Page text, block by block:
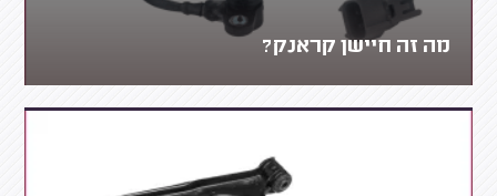
מה זה חיישן קראנק?